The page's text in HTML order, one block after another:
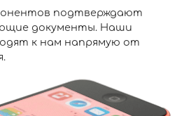
подтверждают
документы. Наши
к нам напрямую от